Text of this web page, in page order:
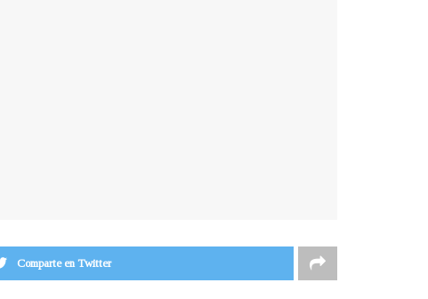
Comparte en Twitter